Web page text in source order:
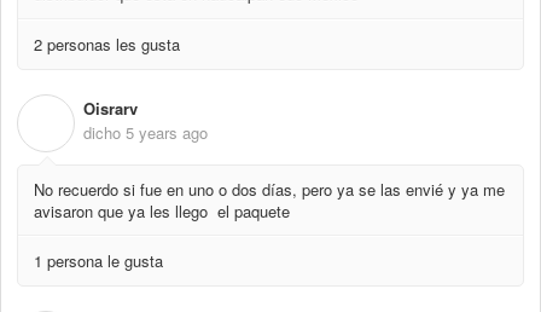
2 personas les gusta
Oisrarv
dicho 5 years ago
No recuerdo si fue en uno o dos días, pero ya se las envié y ya me
avisaron que ya les llego el paquete
1 persona le gusta